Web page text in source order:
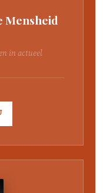
Mensheid
in actueel